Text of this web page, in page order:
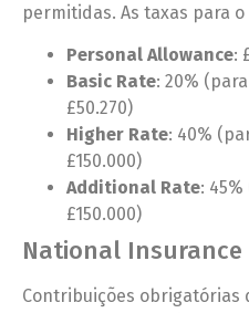
permitidas. As taxas para
Personal Allowance:
Basic Rate: 20%
£50.270)
Higher Rate: 40%
£150.000)
Additional Rate:
£150.000)
National Insurance
Contribuições obrigatórias